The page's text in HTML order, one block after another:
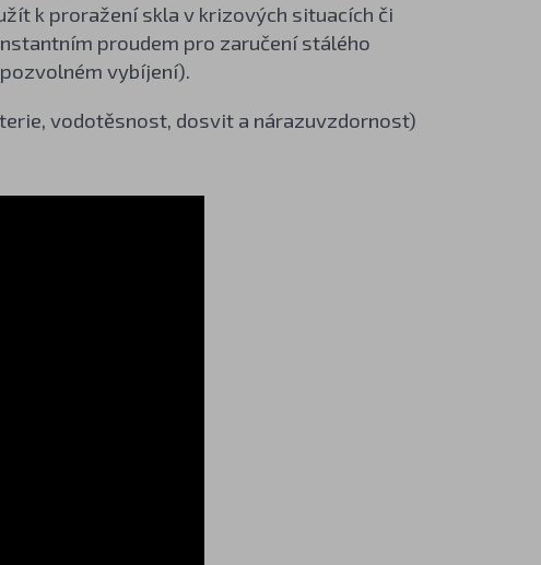
k proražení skla v krizových situacích či
proudem pro zaručení stálého
vybíjení).
vodotěsnost, dosvit a nárazuvzdornost)